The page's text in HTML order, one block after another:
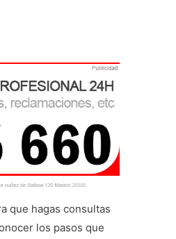
que hagas consultas
los pasos que